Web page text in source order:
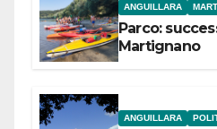
ANGUILLARA
Parco:
Martignano
ANGUILLARA